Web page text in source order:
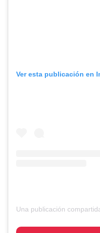
Ver esta publicación en